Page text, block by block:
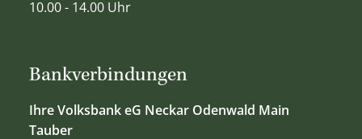
Bankverbindungen
Ihre Volksbank eG Neckar Odenwald Main
Tauber
10.00 - 14.00 Uhr